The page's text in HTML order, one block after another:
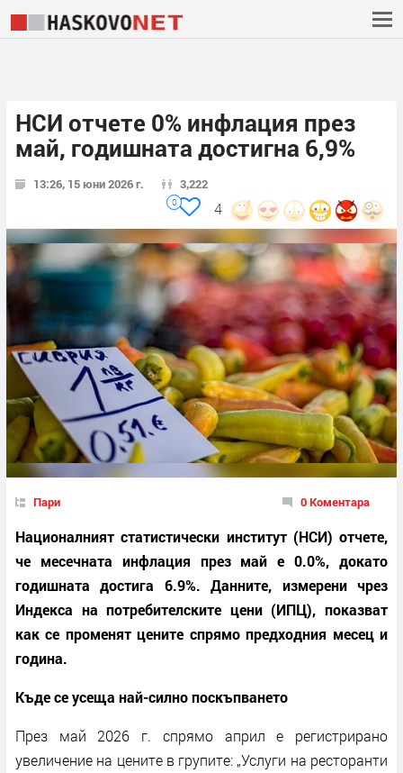
НСИ отчете 0% инфлация през
май, годишната достигна 6,9%
13:26, 15 юни 2026 г. 3,222
4
0
Пари 0 Коментара
Националният статистически институт (НСИ) отчете,
че месечната инфлация през май е 0.0%, докато
годишната достига 6.9%. Данните, измерени чрез
Индекса на потребителските цени (ИПЦ), показват
как се променят цените спрямо предходния месец и
година.
Къде се усеща най-силно поскъпването
През май 2026 г. спрямо април е регистрирано
увеличение на цените в групите: „Услуги на ресторанти